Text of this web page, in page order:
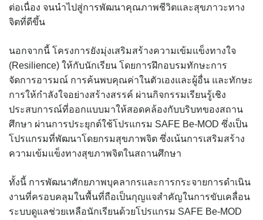
ต่อเนื่อง จนนำไปสู่การพัฒนาคุณภาพชีวิตและสุขภาวะทาง
จิตที่ดีขึ้น
นอกจากนี้ โครงการยังมุ่งเสริมสร้างความเข้มแข็งทางใจ
(Resilience) ให้กับนักเรียน โดยการฝึกอบรมทักษะการ
จัดการอารมณ์ การค้นพบคุณค่าในตัวเองและผู้อื่น และทักษะ
การให้กำลังใจอย่างสร้างสรรค์ ผ่านกิจกรรมเรียนรู้เชิง
ประสบการณ์ที่ออกแบบมาให้สอดคล้องกับบริบทของสถาน
ศึกษา ผ่านการประยุกต์ใช้โปรแกรม SAFE Be-MOD ซึ่งเป็น
โปรแกรมที่พัฒนาโดยกรมสุขภาพจิต ซึ่งเน้นการเสริมสร้าง
ความเข้มแข็งทางสุขภาพจิตในสถานศึกษา
ทั้งนี้ การพัฒนาศักยภาพบุคลากรและการกระจายการดำเนิน
งานที่ครอบคลุมในพื้นที่ถือเป็นกุญแจสำคัญในการขับเคลื่อน
ระบบดูแลช่วยเหลือนักเรียนด้วยโปรแกรม SAFE Be-MOD